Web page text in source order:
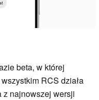
beta, w której
RCS działa
z najnowszej wersji